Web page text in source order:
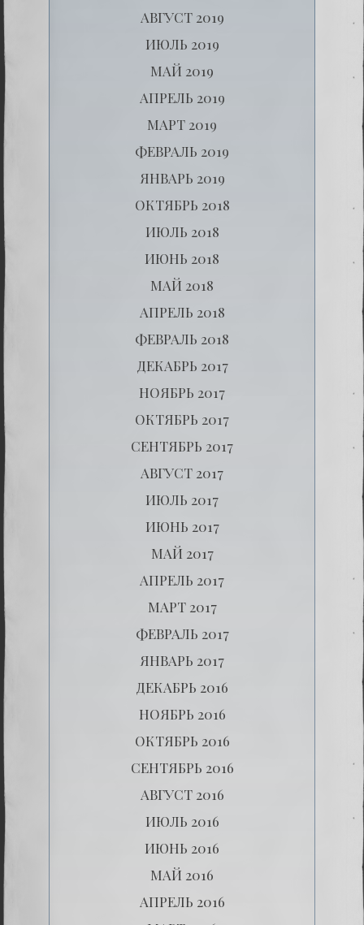
АВГУСТ 2019
ИЮЛЬ 2019
МАЙ 2019
АПРЕЛЬ 2019
МАРТ 2019
ФЕВРАЛЬ 2019
ЯНВАРЬ 2019
ОКТЯБРЬ 2018
ИЮЛЬ 2018
ИЮНЬ 2018
МАЙ 2018
АПРЕЛЬ 2018
ФЕВРАЛЬ 2018
ДЕКАБРЬ 2017
НОЯБРЬ 2017
ОКТЯБРЬ 2017
СЕНТЯБРЬ 2017
АВГУСТ 2017
ИЮЛЬ 2017
ИЮНЬ 2017
МАЙ 2017
АПРЕЛЬ 2017
МАРТ 2017
ФЕВРАЛЬ 2017
ЯНВАРЬ 2017
ДЕКАБРЬ 2016
НОЯБРЬ 2016
ОКТЯБРЬ 2016
СЕНТЯБРЬ 2016
АВГУСТ 2016
ИЮЛЬ 2016
ИЮНЬ 2016
МАЙ 2016
АПРЕЛЬ 2016